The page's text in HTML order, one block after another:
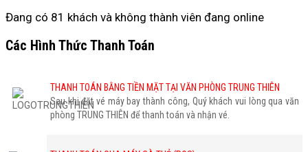
Đang có 81 khách và không thành viên đang online
Các Hình Thức Thanh Toán
THANH TOÁN BẰNG TIỀN MẶT TẠI VĂN PHÒNG TRUNG THIÊN
Sau khi đặt vé máy bay thành công, Quý khách vui lòng qua văn
phòng TRUNG THIÊN để thanh toán và nhận vé.